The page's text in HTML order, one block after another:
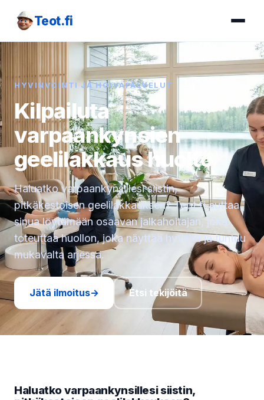
Teot.fi
HYVINVOINTI JA HOIVAPALVELUT
Kilpailuta
varpaankynsien
geelilakkaus huolto
Haluatko varpaankynsillesi siistin,
pitkäkestoisen geelilakkauksen? Teot.fi auttaa
sinua löytämään osaavan jalkahoitajan, joka
toteuttaa huollon, joka näyttää hyvältä ja tuntuu
mukavalta arjessa.
Jätä ilmoitus→ Etsi tekijöitä
Haluatko varpaankynsillesi siistin,